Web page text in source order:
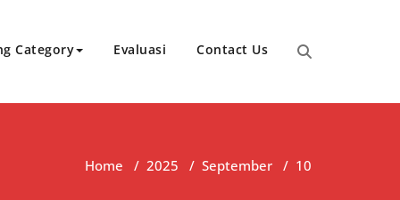
Category Evaluasi Contact Us
Home / 2025 / September / 10